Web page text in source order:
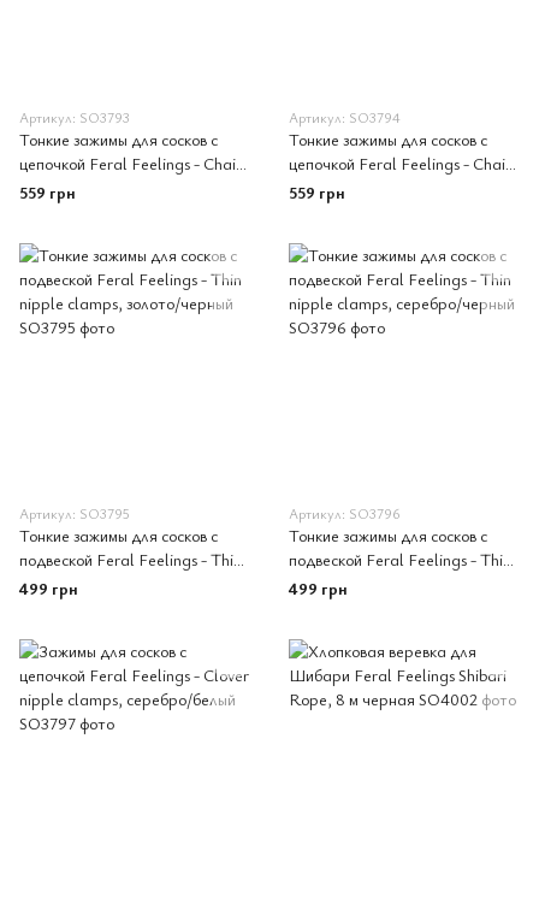
Артикул: SO3793
Тонкие зажимы для сосков с
цепочкой Feral Feelings - Chain
Thin nipple clamps, золото/
черный
559 грн
Артикул: SO3794
Тонкие зажимы для сосков с
цепочкой Feral Feelings - Chain
Thin nipple clamps, серебро/
черный
559 грн
Артикул: SO3795
Тонкие зажимы для сосков с
подвеской Feral Feelings - Thin
nipple clamps, золото/черный
499 грн
Артикул: SO3796
Тонкие зажимы для сосков с
подвеской Feral Feelings - Thin
nipple clamps, серебро/черный
499 грн